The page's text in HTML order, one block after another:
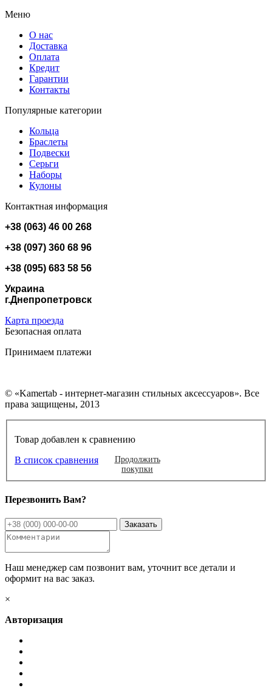
Меню
О нас
Доставка
Оплата
Кредит
Гарантии
Контакты
Популярные категории
Кольца
Браслеты
Подвески
Серьги
Наборы
Кулоны
Контактная информация
+38 (063) 46 00 268
+38 (097) 360 68 96
+38 (095) 683 58 56
Украина
г.Днепропетровск
Карта проезда
Безопасная оплата
Принимаем платежи
© «Kamertab - интернет-магазин стильных аксессуаров». Все
права защищены, 2013
Товар добавлен к сравнению
В список сравнения
Продолжить
покупки
Перезвонить Вам?
Наш менеджер сам позвонит вам, уточнит все детали и
оформит на вас заказ.
×
Авторизация